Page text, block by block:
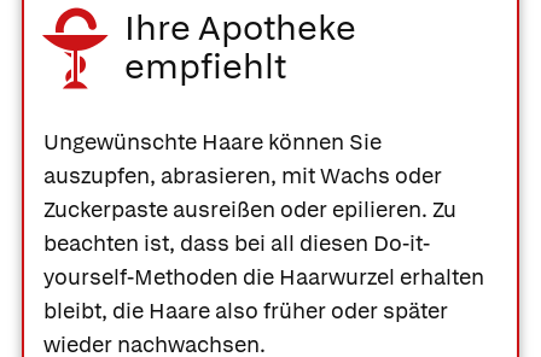
Ihre Apotheke
empfiehlt
Ungewünschte Haare können Sie
auszupfen, abrasieren, mit Wachs oder
Zuckerpaste ausreißen oder epilieren. Zu
beachten ist, dass bei all diesen Do-it-
yourself-Methoden die Haarwurzel erhalten
bleibt, die Haare also früher oder später
wieder nachwachsen.